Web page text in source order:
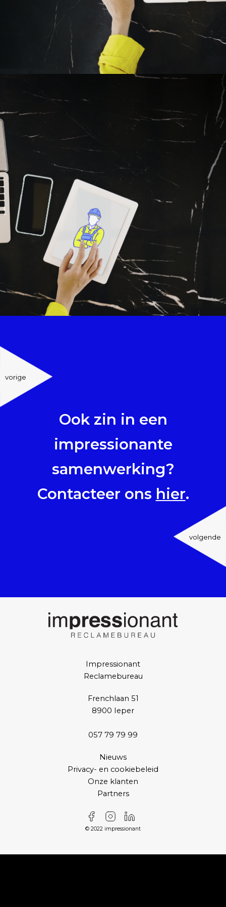
vorige
Ook zin in een
impressionante
samenwerking?
Contacteer ons hier.
volgende
Impressionant
Reclamebureau
Frenchlaan 51
8900 Ieper
057 79 79 99
Nieuws
Privacy- en cookiebeleid
Onze klanten
Partners
© 2022 impressionant